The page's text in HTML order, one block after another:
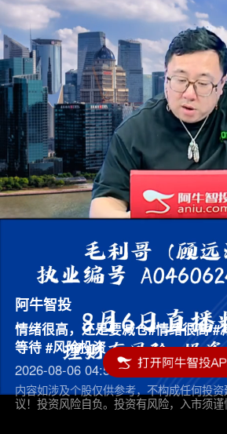
阿牛智投
情绪很高，还是要减仓#情绪很高 #
等待 #风险投资
2026-08-06 04:55
内容如涉及个股仅供参考，不构成任何投资
议！投资风险自负。投资有风险，入市须谨